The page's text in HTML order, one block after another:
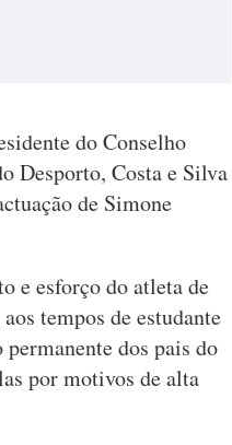
do Conselho
Desporto, Costa e Silva
de Simone
e esforço do atleta de
tempos de estudante
dos pais do
por motivos de alta